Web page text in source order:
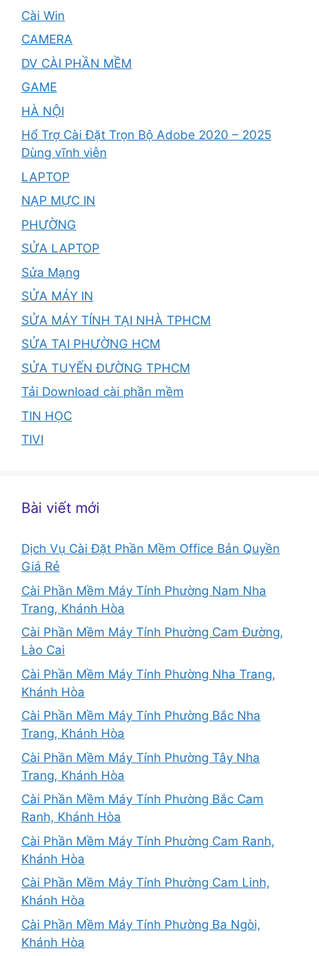
Cài Win
CAMERA
DV CÀI PHẦN MỀM
GAME
HÀ NỘI
Hổ Trợ Cài Đặt Trọn Bộ Adobe 2020 – 2025
Dùng vĩnh viễn
LAPTOP
NẠP MỰC IN
PHƯỜNG
SỬA LAPTOP
Sửa Mạng
SỬA MÁY IN
SỬA MÁY TÍNH TẠI NHÀ TPHCM
SỬA TẠI PHƯỜNG HCM
SỬA TUYẾN ĐƯỜNG TPHCM
Tải Download cài phần mềm
TIN HỌC
TIVI
Bài viết mới
Dịch Vụ Cài Đặt Phần Mềm Office Bản Quyền
Giá Rẻ
Cài Phần Mềm Máy Tính Phường Nam Nha
Trang, Khánh Hòa
Cài Phần Mềm Máy Tính Phường Cam Đường,
Lào Cai
Cài Phần Mềm Máy Tính Phường Nha Trang,
Khánh Hòa
Cài Phần Mềm Máy Tính Phường Bắc Nha
Trang, Khánh Hòa
Cài Phần Mềm Máy Tính Phường Tây Nha
Trang, Khánh Hòa
Cài Phần Mềm Máy Tính Phường Bắc Cam
Ranh, Khánh Hòa
Cài Phần Mềm Máy Tính Phường Cam Ranh,
Khánh Hòa
Cài Phần Mềm Máy Tính Phường Cam Linh,
Khánh Hòa
Cài Phần Mềm Máy Tính Phường Ba Ngòi,
Khánh Hòa